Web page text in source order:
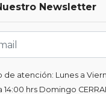
Newsletter
atención: Lunes a
14:00 hrs Domingo